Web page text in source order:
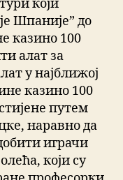
који
Шпаније” до
казино 100
алат за
у најближој
казино 100
путем
наравно да
играчи
који су